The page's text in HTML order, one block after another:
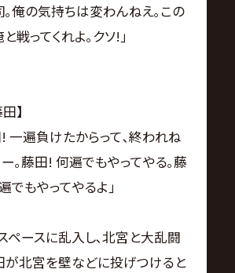
｡俺の気持ちは変わんねえ｡この
戦ってくれよ｡クソ!｣
】
遍負けたからって､終われね
｡藤田! 何遍でもやってやる｡藤
でもやってやるよ｣
ペースに乱入し､北宮と大乱闘
が北宮を壁などに投げつけると